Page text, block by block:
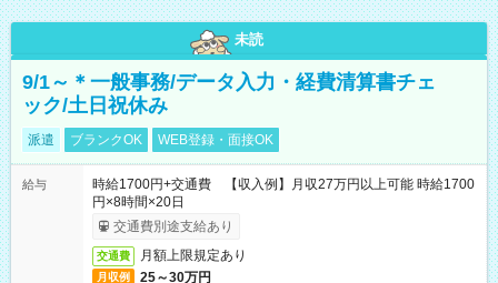
未読
9/1～＊一般事務/データ入力・経費清算書チェ
ック/土日祝休み
派遣 ブランクOK WEB登録・面接OK
給与
時給1700円+交通費 【収入例】月収27万円以上可能 時給1700
円×8時間×20日
交通費別途支給あり
交通費 月額上限規定あり
月収例 25～30万円